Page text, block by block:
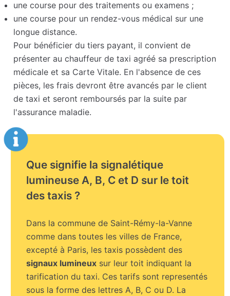
une course pour des traitements ou examens ;
une course pour un rendez-vous médical sur une
longue distance.
Pour bénéficier du tiers payant, il convient de
présenter au chauffeur de taxi agréé sa prescription
médicale et sa Carte Vitale. En l'absence de ces
pièces, les frais devront être avancés par le client
de taxi et seront remboursés par la suite par
l'assurance maladie.
Que signifie la signalétique
lumineuse A, B, C et D sur le toit
des taxis ?
Dans la commune de Saint-Rémy-la-Vanne
comme dans toutes les villes de France,
excepté à Paris, les taxis possèdent des
signaux lumineux sur leur toit indiquant la
tarification du taxi. Ces tarifs sont representés
sous la forme des lettres A, B, C ou D. La